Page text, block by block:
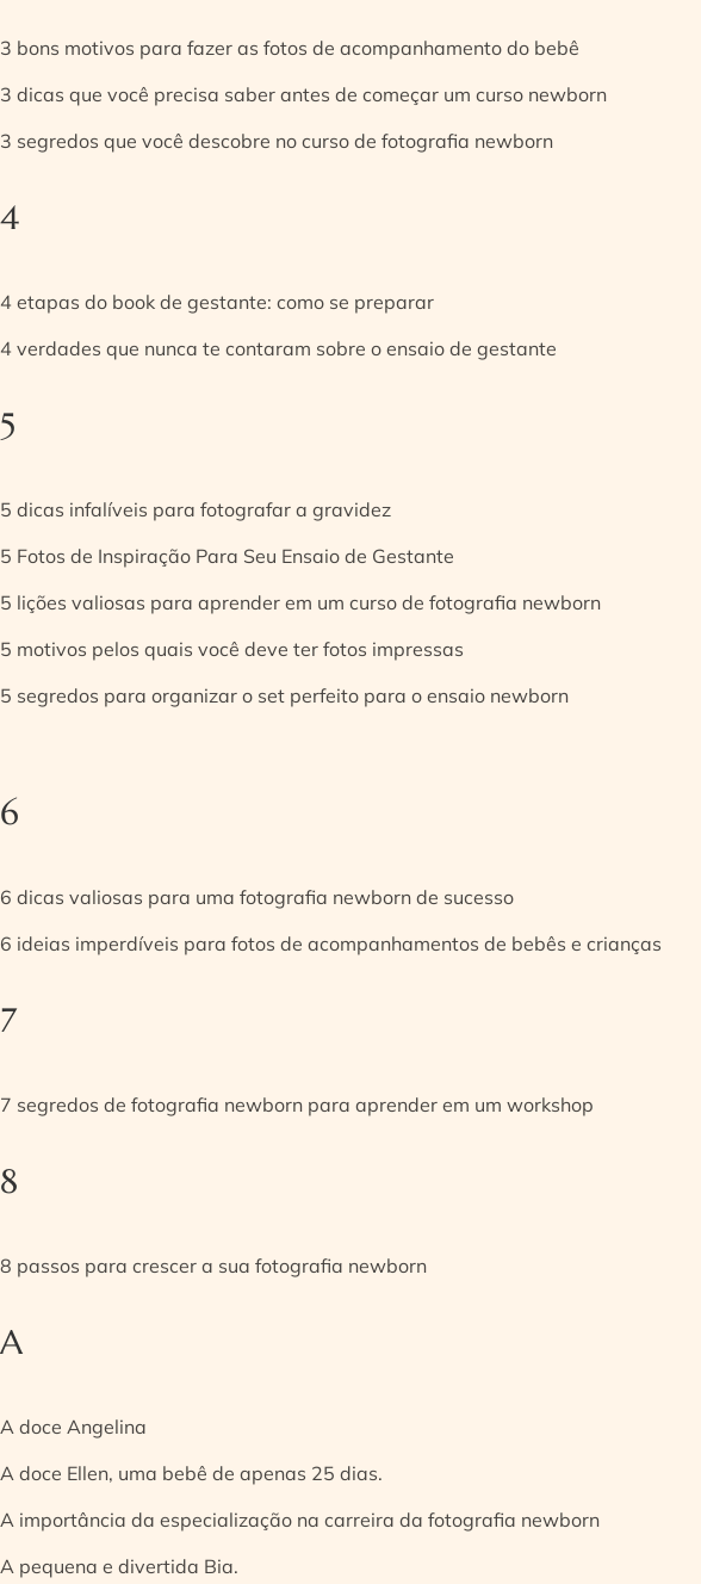
3 bons motivos para fazer as fotos de acompanhamento do bebê
3 dicas que você precisa saber antes de começar um curso newborn
3 segredos que você descobre no curso de fotografia newborn
4
4 etapas do book de gestante: como se preparar
4 verdades que nunca te contaram sobre o ensaio de gestante
5
5 dicas infalíveis para fotografar a gravidez
5 Fotos de Inspiração Para Seu Ensaio de Gestante
5 lições valiosas para aprender em um curso de fotografia newborn
5 motivos pelos quais você deve ter fotos impressas
5 segredos para organizar o set perfeito para o ensaio newborn
6
6 dicas valiosas para uma fotografia newborn de sucesso
6 ideias imperdíveis para fotos de acompanhamentos de bebês e crianças
7
7 segredos de fotografia newborn para aprender em um workshop
8
8 passos para crescer a sua fotografia newborn
A
A doce Angelina
A doce Ellen, uma bebê de apenas 25 dias.
A importância da especialização na carreira da fotografia newborn
A pequena e divertida Bia.